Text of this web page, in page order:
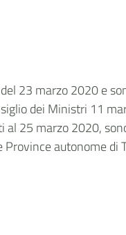
23 marzo 2020 e
dei Ministri 11
25 marzo 2020,
autonome